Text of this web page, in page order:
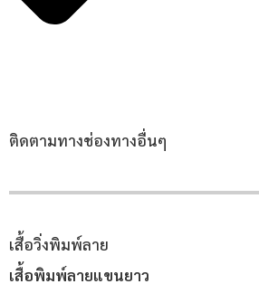
ติดตามทางช่องทางอื่นๆ
เสื้อวิ่งพิมพ์ลาย
เสื้อพิมพ์ลายแขนยาว